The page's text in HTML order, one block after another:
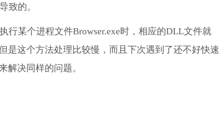
致的。
行某个进程文件Browser.exe时，相应的DLL文件就
是这个方法处理比较慢，而且下次遇到了还不好快速
解决同样的问题。